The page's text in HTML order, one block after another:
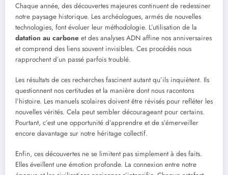
Chaque année, des découvertes majeures continuent de redessiner
notre paysage historique. Les archéologues, armés de nouvelles
technologies, font évoluer leur méthodologie. L’utilisation de la
datation au carbone et des analyses ADN affine nos anniversaires
et comprend des liens souvent invisibles. Ces procédés nous
rapprochent d’un passé parfois troublé.
Les résultats de ces recherches fascinent autant qu’ils inquiètent. Ils
questionnent nos certitudes et la manière dont nous racontons
l’histoire. Les manuels scolaires doivent être révisés pour refléter les
nouvelles vérités. Cela peut sembler décourageant pour certains.
Pourtant, c’est une opportunité d’apprendre et de s’émerveiller
encore davantage sur notre héritage collectif.
Enfin, ces découvertes ne se limitent pas simplement à des faits.
Elles éveillent une émotion profonde. La connexion entre notre